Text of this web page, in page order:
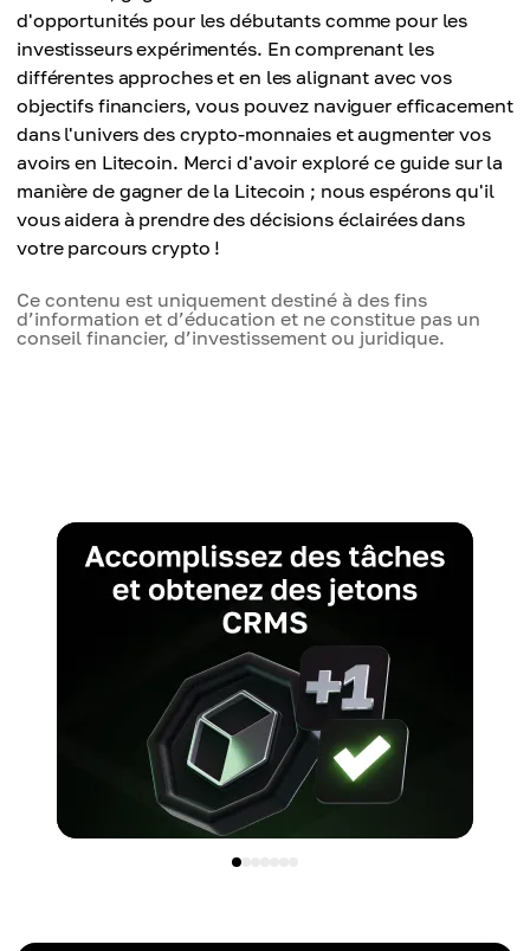
d'opportunités pour les débutants comme pour les
investisseurs expérimentés. En comprenant les
différentes approches et en les alignant avec vos
objectifs financiers, vous pouvez naviguer efficacement
dans l'univers des crypto-monnaies et augmenter vos
avoirs en Litecoin. Merci d'avoir exploré ce guide sur la
manière de gagner de la Litecoin ; nous espérons qu'il
vous aidera à prendre des décisions éclairées dans
votre parcours crypto !
Ce contenu est uniquement destiné à des fins
d’information et d’éducation et ne constitue pas un
conseil financier, d’investissement ou juridique.